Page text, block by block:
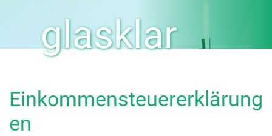
glasklar
Einkommensteuererklärung
en